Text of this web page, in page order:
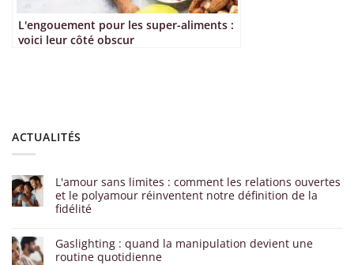
L'engouement pour les super-aliments :
voici leur côté obscur
ACTUALITÉS
L'amour sans limites : comment les relations ouvertes
et le polyamour réinventent notre définition de la
fidélité
Gaslighting : quand la manipulation devient une
routine quotidienne